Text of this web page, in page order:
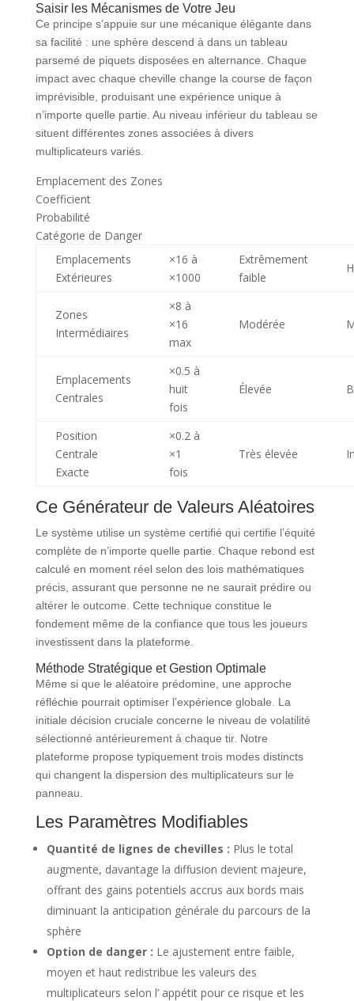
Saisir les Mécanismes de Votre Jeu
Ce principe s’appuie sur une mécanique élégante dans
sa facilité : une sphère descend à dans un tableau
parsemé de piquets disposées en alternance. Chaque
impact avec chaque cheville change la course de façon
imprévisible, produisant une expérience unique à
n’importe quelle partie. Au niveau inférieur du tableau se
situent différentes zones associées à divers
multiplicateurs variés.
Emplacement des Zones
Coefficient
Probabilité
Catégorie de Danger
Emplacements
Extérieures
×16 à
×1000
Extrêmement
faible
Zones
Intermédiaires
×8 à
×16
max
Modérée
Emplacements
Centrales
×0.5 à
huit
fois
Élevée
Position
Centrale
Exacte
×0.2 à
×1
fois
Très élevée
Ce Générateur de Valeurs Aléatoires
Le système utilise un système certifié qui certifie l’équité
complète de n’importe quelle partie. Chaque rebond est
calculé en moment réel selon des lois mathématiques
précis, assurant que personne ne ne saurait prédire ou
altérer le outcome. Cette technique constitue le
fondement même de la confiance que tous les joueurs
investissent dans la plateforme.
Méthode Stratégique et Gestion Optimale
Même si que le aléatoire prédomine, une approche
réfléchie pourrait optimiser l’expérience globale. La
initiale décision cruciale concerne le niveau de volatilité
sélectionné antérieurement à chaque tir. Notre
plateforme propose typiquement trois modes distincts
qui changent la dispersion des multiplicateurs sur le
panneau.
Les Paramètres Modifiables
Quantité de lignes de chevilles : Plus le total
augmente, davantage la diffusion devient majeure,
offrant des gains potentiels accrus aux bords mais
diminuant la anticipation générale du parcours de la
sphère
Option de danger : Le ajustement entre faible,
moyen et haut redistribue les valeurs des
multiplicateurs selon l’ appétit pour ce risque et les